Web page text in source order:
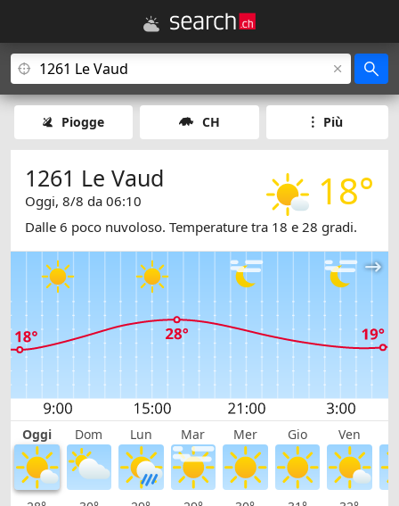
Piogge CH Più
18°
1261 Le Vaud
Oggi, 8/8 da 06:10
Dalle 6 poco nuvoloso. Temperature tra 18 e 28 gradi.
Oggi Dom Lun Mar Mer Gio Ven